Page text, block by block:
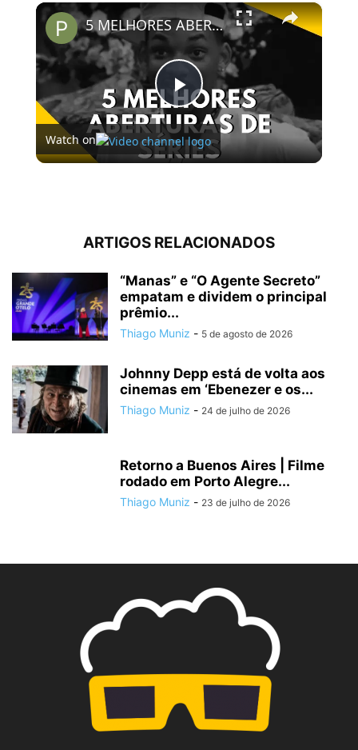
×
Play
Video
5 MELHORES ABERTURAS DE SÉRIES | Pipocas Tv #13
Watch on
ARTIGOS RELACIONADOS
“Manas” e “O Agente Secreto”
empatam e dividem o principal
prêmio...
Thiago Muniz - 5 de agosto de 2026
Johnny Depp está de volta aos
cinemas em ‘Ebenezer e os...
Thiago Muniz - 24 de julho de 2026
Retorno a Buenos Aires | Filme
rodado em Porto Alegre...
Thiago Muniz - 23 de julho de 2026